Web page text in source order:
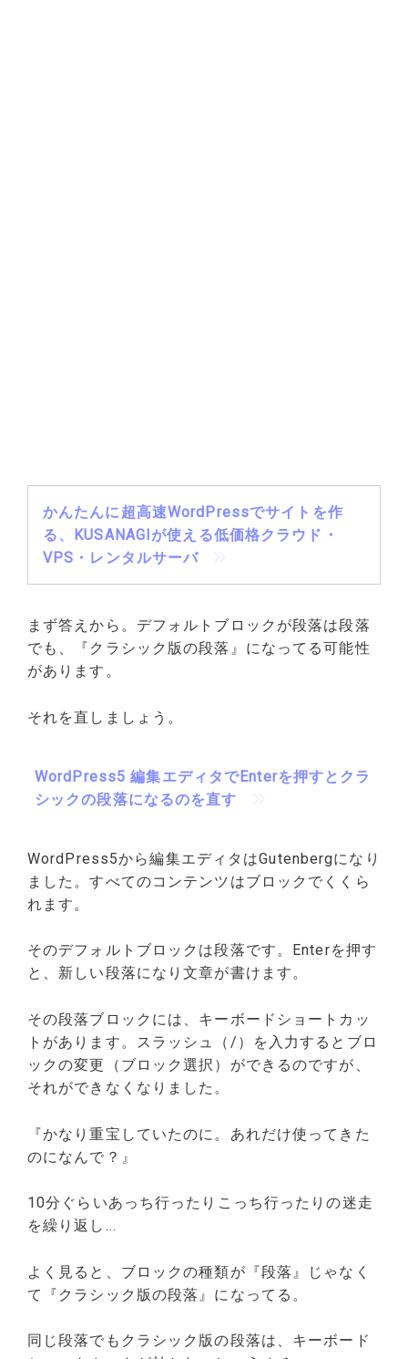
かんたんに超高速WordPressでサイトを作
る、KUSANAGIが使える低価格クラウド・
VPS・レンタルサーバ
まず答えから。デフォルトブロックが段落は段落
でも、『クラシック版の段落』になってる可能性
があります。
それを直しましょう。
WordPress5 編集エディタでEnterを押すとクラ
シックの段落になるのを直す
WordPress5から編集エディタはGutenbergになり
ました。すべてのコンテンツはブロックでくくら
れます。
そのデフォルトブロックは段落です。Enterを押す
と、新しい段落になり文章が書けます。
その段落ブロックには、キーボードショートカッ
トがあります。スラッシュ（/）を入力するとブロ
ックの変更（ブロック選択）ができるのですが、
それができなくなりました。
『かなり重宝していたのに。あれだけ使ってきた
のになんで？』
10分ぐらいあっち行ったりこっち行ったりの迷走
を繰り返し...
よく見ると、ブロックの種類が『段落』じゃなく
て『クラシック版の段落』になってる。
同じ段落でもクラシック版の段落は、キーボード